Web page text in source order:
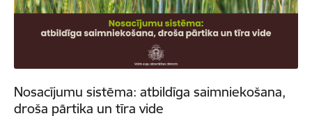
Nosacījumu sistēma: atbildīga saimniekošana,
droša pārtika un tīra vide